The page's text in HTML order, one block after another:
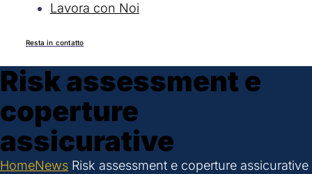
Lavora con Noi
Resta in contatto
Risk assessment e
coperture
assicurative
HomeNews Risk assessment e coperture assicurative